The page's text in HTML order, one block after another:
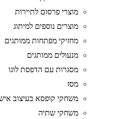
מוצרי פרסום לתיירות
מוצרים נוספים למיתוג
מחזיקי מפתחות ממותגים
מנעולים ממותגים
מסגרות עם הדפסת לוגו
מסז
משחקי קופסא בעיצוב אישי
משחקי שתיה